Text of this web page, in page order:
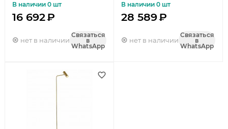
В наличии 0 шт
16 692₽
нет в наличии
Связаться
в
WhatsApp
В наличии 0 шт
28 589₽
нет в наличии
Связаться
в
WhatsApp